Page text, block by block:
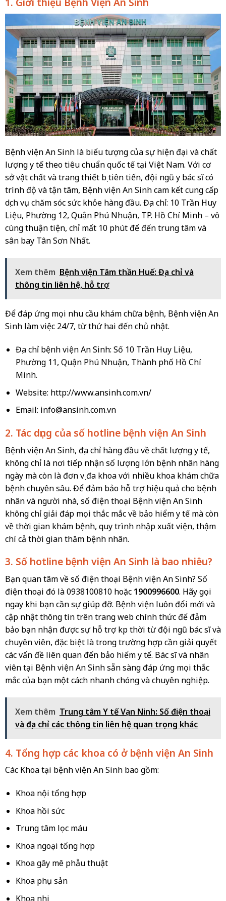
Bệnh viện An Sinh là biểu tượng của sự hiện đại và chất
lượng y tế theo tiêu chuẩn quốc tế tại Việt Nam. Với cơ
sở vật chất và trang thiết bị tiên tiến, đội ngũ y bác sĩ có
trình độ và tận tâm, Bệnh viện An Sinh cam kết cung cấp
dịch vụ chăm sóc sức khỏe hàng đầu. Địa chỉ: 10 Trần Huy
Liệu, Phường 12, Quận Phú Nhuận, TP. Hồ Chí Minh – vô
cùng thuận tiện, chỉ mất 10 phút để đến trung tâm và
sân bay Tân Sơn Nhất.
Xem thêm Bệnh viện Tâm thần Huế: Địa chỉ và
thông tin liên hệ, hỗ trợ
Để đáp ứng mọi nhu cầu khám chữa bệnh, Bệnh viện An
Sinh làm việc 24/7, từ thứ hai đến chủ nhật.
Địa chỉ bệnh viện An Sinh: Số 10 Trần Huy Liệu,
Phường 11, Quận Phú Nhuận, Thành phố Hồ Chí
Minh.
Website: http://www.ansinh.com.vn/
Email: info@ansinh.com.vn
2. Tác dụng của số hotline bệnh viện An Sinh
Bệnh viện An Sinh, địa chỉ hàng đầu về chất lượng y tế,
không chỉ là nơi tiếp nhận số lượng lớn bệnh nhân hàng
ngày mà còn là đơn vị đa khoa với nhiều khoa khám chữa
bệnh chuyên sâu. Để đảm bảo hỗ trợ hiệu quả cho bệnh
nhân và người nhà, số điện thoại Bệnh viện An Sinh
không chỉ giải đáp mọi thắc mắc về bảo hiểm y tế mà còn
về thời gian khám bệnh, quy trình nhập xuất viện, thậm
chí cả thời gian thăm bệnh nhân.
3. Số hotline bệnh viện An Sinh là bao nhiêu?
Bạn quan tâm về số điện thoại Bệnh viện An Sinh? Số
điện thoại đó là 0938100810 hoặc 1900996600. Hãy gọi
ngay khi bạn cần sự giúp đỡ. Bệnh viện luôn đổi mới và
cập nhật thông tin trên trang web chính thức để đảm
bảo bạn nhận được sự hỗ trợ kịp thời từ đội ngũ bác sĩ và
chuyên viên, đặc biệt là trong trường hợp cần giải quyết
các vấn đề liên quan đến bảo hiểm y tế. Bác sĩ và nhân
viên tại Bệnh viện An Sinh sẵn sàng đáp ứng mọi thắc
mắc của bạn một cách nhanh chóng và chuyên nghiệp.
Xem thêm Trung tâm Y tế Vạn Ninh: Số điện thoại
và địa chỉ các thông tin liên hệ quan trọng khác
4. Tổng hợp các khoa có ở bệnh viện An Sinh
Các Khoa tại bệnh viện An Sinh bao gồm:
Khoa nội tổng hợp
Khoa hồi sức
Trung tâm lọc máu
Khoa ngoại tổng hợp
Khoa gây mê phẫu thuật
Khoa phụ sản
Khoa nhi